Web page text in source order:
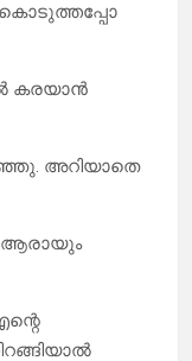
കൊടുത്തപ്പോ
കരയാൻ
അറിയാതെ
ആരായും